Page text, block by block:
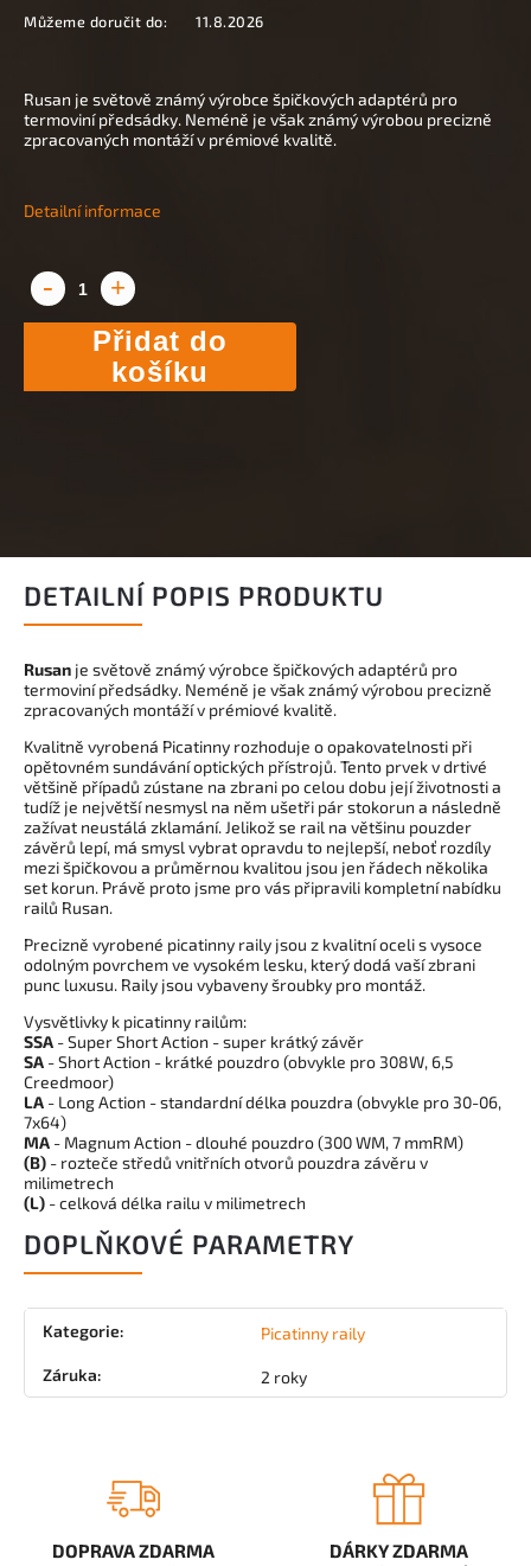
Můžeme doručit do: 11.8.2026
Přidat do
košíku
Rusan je světově známý výrobce špičkových adaptérů pro
termoviní předsádky. Neméně je však známý výrobou precizně
zpracovaných montáží v prémiové kvalitě.
Detailní informace
DETAILNÍ POPIS PRODUKTU
Rusan je světově známý výrobce špičkových adaptérů pro
termoviní předsádky. Neméně je však známý výrobou precizně
zpracovaných montáží v prémiové kvalitě.
Kvalitně vyrobená Picatinny rozhoduje o opakovatelnosti při
opětovném sundávání optických přístrojů. Tento prvek v drtivé
většině případů zústane na zbrani po celou dobu její životnosti a
tudíž je největší nesmysl na něm ušetři pár stokorun a následně
zažívat neustálá zklamání. Jelikož se rail na většinu pouzder
závěrů lepí, má smysl vybrat opravdu to nejlepší, neboť rozdíly
mezi špičkovou a průměrnou kvalitou jsou jen řádech několika
set korun. Právě proto jsme pro vás připravili kompletní nabídku
railů Rusan.
Precizně vyrobené picatinny raily jsou z kvalitní oceli s vysoce
odolným povrchem ve vysokém lesku, který dodá vaší zbrani
punc luxusu. Raily jsou vybaveny šroubky pro montáž.
Vysvětlivky k picatinny railům:
SSA - Super Short Action - super krátký závěr
SA - Short Action - krátké pouzdro (obvykle pro 308W, 6,5
Creedmoor)
LA - Long Action - standardní délka pouzdra (obvykle pro 30-06,
7x64)
MA - Magnum Action - dlouhé pouzdro (300 WM, 7 mmRM)
(B) - rozteče středů vnitřních otvorů pouzdra závěru v
milimetrech
(L) - celková délka railu v milimetrech
DOPLŇKOVÉ PARAMETRY
Kategorie: Picatinny raily
Záruka: 2 roky
DOPRAVA ZDARMA DÁRKY ZDARMA